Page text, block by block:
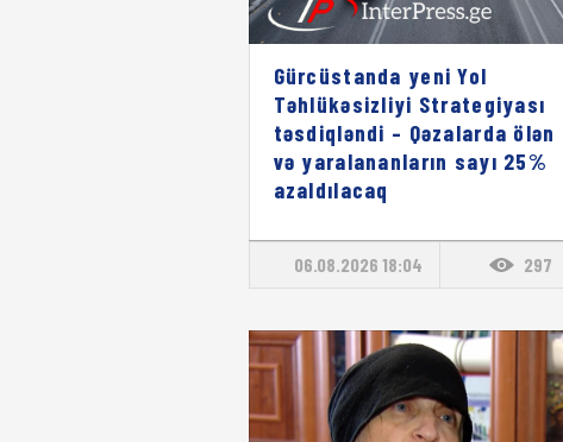
Gürcüstanda yeni Yol
Təhlükəsizliyi Strategiyası
təsdiqləndi – Qəzalarda ölən
və yaralananların sayı 25%
azaldılacaq
06.08.2026 18:04 297